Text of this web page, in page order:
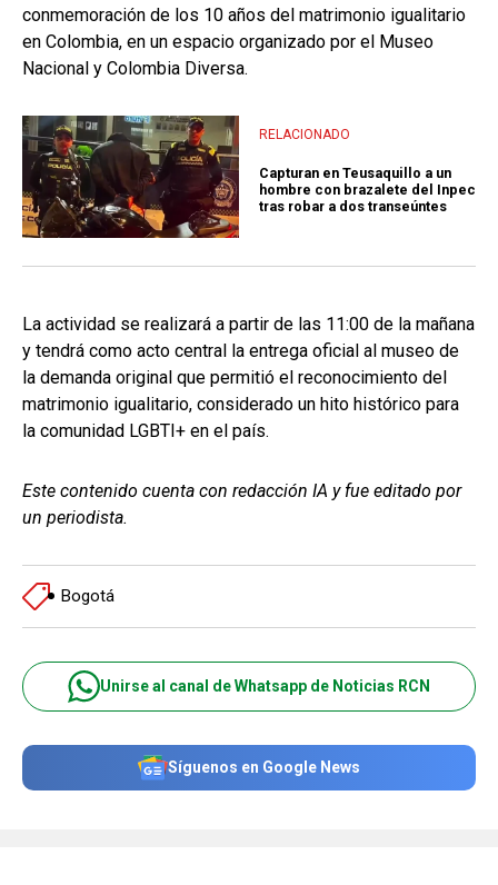
conmemoración de los 10 años del matrimonio igualitario
en Colombia, en un espacio organizado por el Museo
Nacional y Colombia Diversa.
RELACIONADO
Capturan en Teusaquillo a un
hombre con brazalete del Inpec
tras robar a dos transeúntes
La actividad se realizará a partir de las 11:00 de la mañana
y tendrá como acto central la entrega oficial al museo de
la demanda original que permitió el reconocimiento del
matrimonio igualitario, considerado un hito histórico para
la comunidad LGBTI+ en el país.
Este contenido cuenta con redacción IA y fue editado por
un periodista.
Bogotá
Unirse al canal de Whatsapp de Noticias RCN
Síguenos en Google News